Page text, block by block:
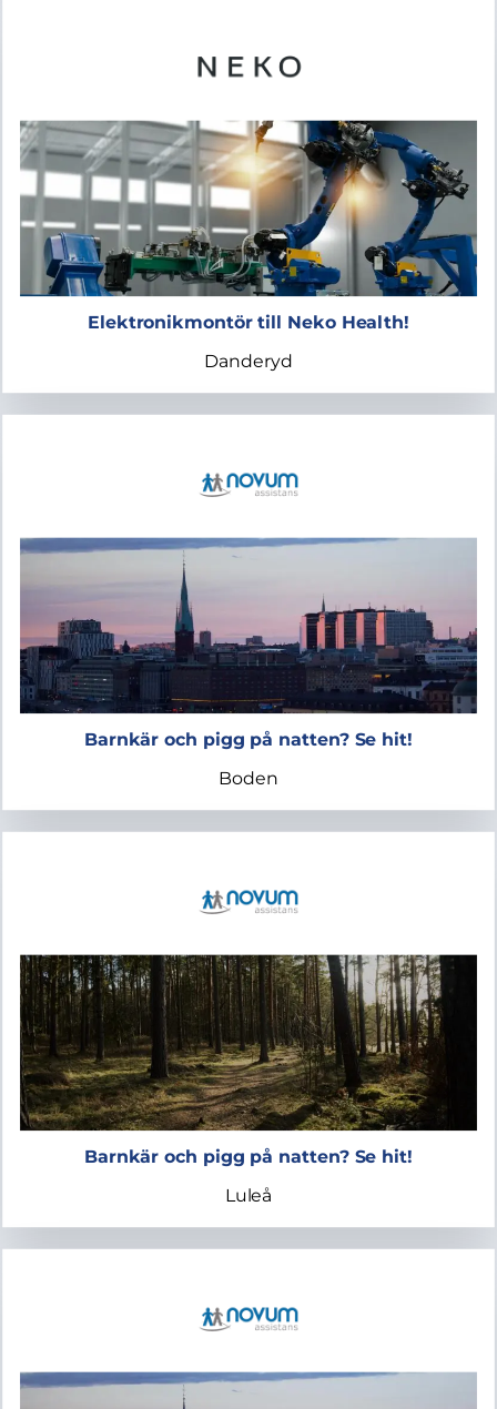
Elektronikmontör till Neko Health!
Danderyd
Barnkär och pigg på natten? Se hit!
Boden
Barnkär och pigg på natten? Se hit!
Luleå